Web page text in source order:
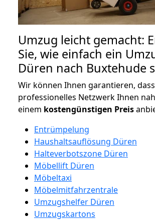
Umzug leicht gemacht:
Sie, wie einfach ein
Düren nach Buxtehude
Wir können Ihnen garantieren,
professionelles Netzwerk Ihnen
einem kostengünstigen Preis
Entrümpelung
Haushaltsauflösung Düren
Halteverbotszone Düren
Möbellift Düren
Möbeltaxi
Möbelmitfahrzentrale
Umzugshelfer Düren
Umzugskartons